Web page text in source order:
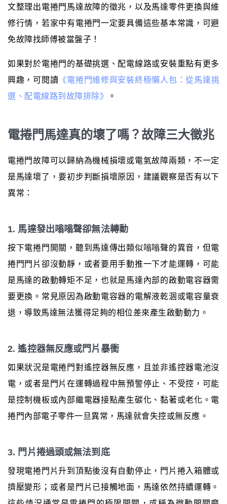
文整理出電捲門馬達故障的徵兆，以及馬達零件更換與維
修行情，若家中有電捲門一定要具備這些基本常識，可避
免故障找師傅被當盤子！
如果對於電捲門的基礎挑選、配電線路或安裝重點有更多
興趣，可閱讀 《電捲門維修與安裝終極懶人包：從馬達挑
選、配電線路到故障排除》
。
電捲門馬達真的壞了嗎？故障三大徵兆
電捲門故障可以歸納為機械損壞或電氣故障兩類，不一定
是馬達壞了，要初步判斷損壞原因，建議觀察是否有以下
異常：
1. 馬達發出嗡嗡聲卻無法轉動
按下電捲門開關，聽到馬達傳出類似嗡嗡聲的異音，但電
捲門門片卻沒動靜，或者要用手動推一下才能運轉，可能
是馬達的啟動轉矩不足，也就是馬達內部的啟動電容器需
要更換。常見原因為啟動電容器的電解液乾涸或電容量衰
退，導致馬達無法獲得足夠的相位差來產生啟動動力。
2. 遙控器無反應或門片暴衝
如果狀況是電捲門對遙控器無反應，且並非遙控器電池沒
電，或者是門片在運轉過程中無預警停止、不受控，可能
是控制機板或內部繼電器接點產生碳化、黏著或老化。電
捲門內部電子零件一旦異常，馬達就會失控或無反應。
3. 門片捲過頭或無法到底
發現電捲門片升到頂點後沒有自動停止，門片捲入箱體或
擠壓變形；或者是門片已接觸地面，馬達依然持續運轉。